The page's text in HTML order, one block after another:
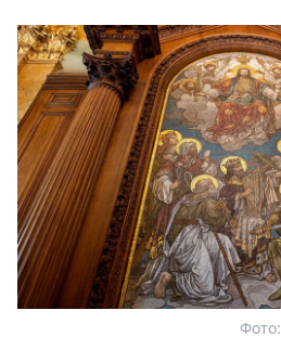
Фото: